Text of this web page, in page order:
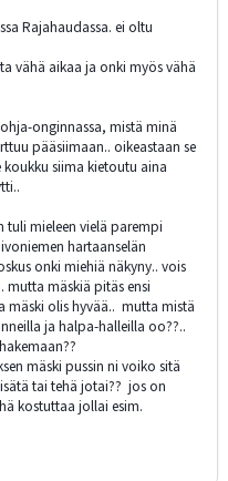
Rajahaudassa. ei oltu
vähä aikaa ja onki myös vähä
onginnassa, mistä minä
pääsiimaan.. oikeastaan se
siima kietoutu aina
mieleen vielä parempi
hartaanselän
onki miehiä näkyny.. vois
mutta mäskiä pitäs ensi
mäski olis hyvää.. mutta mistä
ja halpa-halleilla oo??..
mäski pussin ni voiko sitä
tai tehä jotai?? jos on
kostuttaa jollai esim.